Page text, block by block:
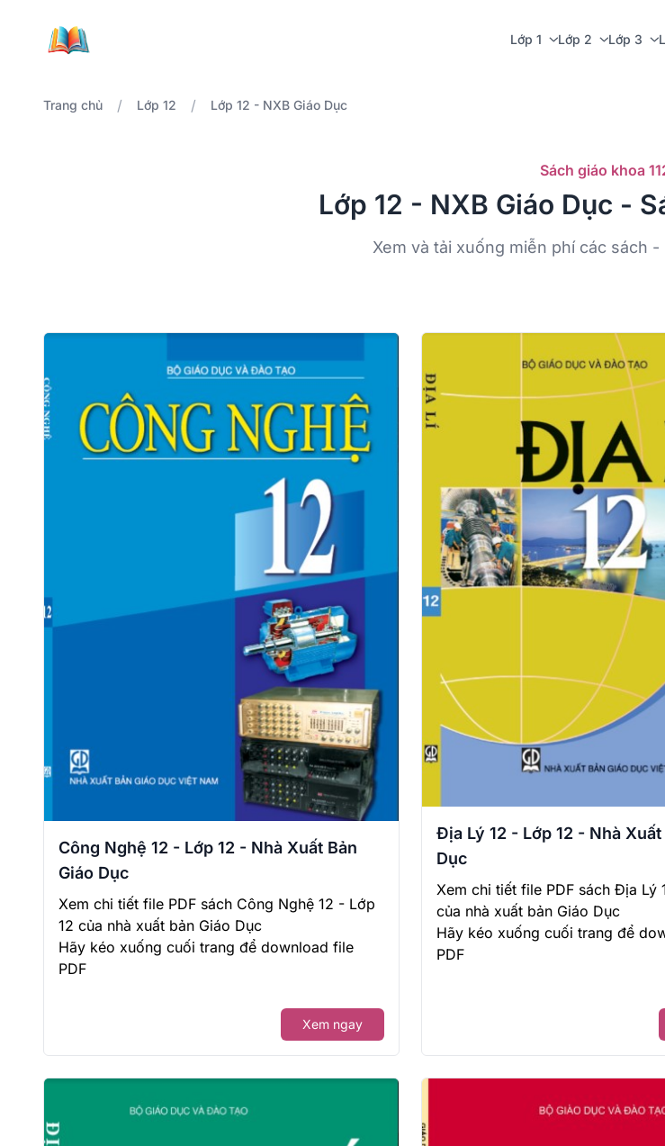
Lớp 1 Lớp 2 Lớp 3
Trang chủ / Lớp 12 / Lớp 12 - NXB Giáo Dục
Sách giáo khoa
Lớp 12 - NXB Giáo Dục -
Xem và tải xuống miễn phí các sách -
Công Nghệ 12 - Lớp 12 - Nhà Xuất Bản
Giáo Dục
Xem chi tiết file PDF sách Công Nghệ 12 - Lớp
12 của nhà xuất bản Giáo Dục
Hãy kéo xuống cuối trang để download file
PDF
Xem ngay
Địa Lý 12 - Lớp 12 - Nhà Xuất
Dục
Xem chi tiết file PDF sách Địa Lý
của nhà xuất bản Giáo Dục
Hãy kéo xuống cuối trang để
PDF